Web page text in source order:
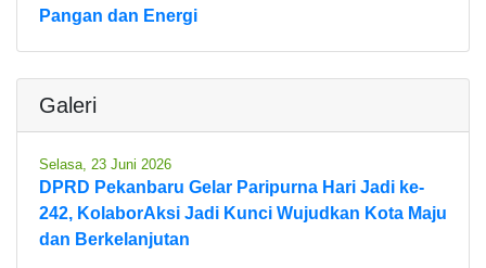
Pangan dan Energi
Galeri
Selasa, 23 Juni 2026
DPRD Pekanbaru Gelar Paripurna Hari Jadi ke-
242, KolaborAksi Jadi Kunci Wujudkan Kota Maju
dan Berkelanjutan